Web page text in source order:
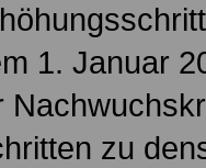
1. Januar
zu